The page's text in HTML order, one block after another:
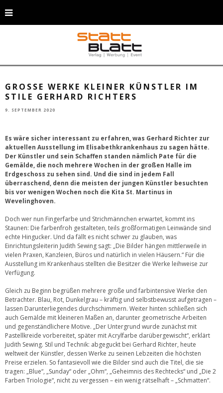
Judith Sewing (Mitte), Leiterin der Wevelinghovener Kita St. Martinus, hat die
Ausstellung im Elisabethkrankenhaus gemeinsam mit ihrer Stellvertreterin
Angelika Schmitz (re) und ihrer Kollegin Marlene Mundt (li)
zusammengestellt. © Rheinland Klinikum / S. Niemöhlmann
GROSSE WERKE KLEINER KÜNSTLER IM S
TILE GERHARD RICHTERS
9. SEPTEMBER 2020
Es wäre sicher interessant zu erfahren, was Gerhard Richter zur
aktuellen Ausstellung im Elisabethkrankenhaus zu sagen hätte.
Der Künstler und sein Schaffen standen nämlich Pate für die
Gemälde, die noch mehrere Wochen in der großen Halle im
Erdgeschoss zu sehen sind. Und die sind in jedem Fall
überraschend, denn die meisten der jungen Künstler besuchten
bis vor wenigen Wochen noch die Kita St. Martinus in
Wevelinghoven.
Doch wer nun Fingerfarbe und Strichmännchen erwartet, kommt ins
Staunen: Die farbenfroh gestalteten, teils großformatigen Leinwände sind
echte Hingucker. Und da fällt es nicht schwer zu glauben, was
Einrichtungsleiterin Judith Sewing sagt: „Die Bilder hängen mittlerweile in
vielen Praxen, Kanzleien, Büros und natürlich in vielen Häusern.“ Für die
Ausstellung im Krankenhaus stellten die Besitzer die Werke leihweise zur
Verfügung.
Gleich zu Beginn begrüßen mehrere große und farbintensive Werke den
Betrachter. Blau, Rot, Dunkelgrau – kräftig und selbstbewusst aufgetragen –
lassen Darunterliegendes durchschimmern. Weiter hinten schließen sich
auch Gemälde mit kleineren Maßen an, darunter geometrische Arbeiten
und gegenständlichere Motive. „Der Untergrund wurde zunächst mit
Pastellkreide vorbereitet, später mit Acrylfarbe darübergewischt“, erklärt
Judith Sewing. Stil und Technik: abgeguckt bei Gerhard Richter, heute
weltweit der Künstler, dessen Werke zu seinen Lebzeiten die höchsten
Preise erzielen. So fantasievoll wie die Bilder sind auch die Titel, die sie
tragen: „Blue“, „Sunday“ oder „Ohm“, „Geheimnis des Rechtecks“ und „Die 2
Farben Triologie“, nicht zu vergessen – ein wenig rätselhaft ­– „Schmatten“.